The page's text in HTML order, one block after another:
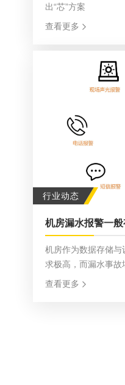
出“芯”方案
查看更多
行业动态
机房漏水报警一
机房作为数据存储
求极高，而漏水事故
极易造成设备短路
查看更多